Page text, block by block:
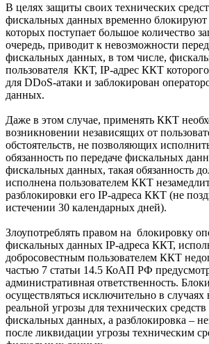
В целях защиты своих технических
фискальных данных временно блокируют
которых поступает большое количество
очередь, приводит к невозможности
фискальных данных, в том числе,
пользователя ККТ, IP-адрес ККТ
для DDoS-атаки и заблокирован
данных.
Даже в этом случае, применять ККТ
возникновении независящих от
обстоятельств, не позволяющих
обязанность по передаче фискальных
фискальных данных, такая обязанность
исполнена пользователем ККТ
разблокировки его IP-адреса ККТ (не
истечении 30 календарных дней).
Злоупотреблять правом на блокировку
фискальных данных IP-адреса ККТ,
добросовестным пользователем ККТ
частью 7 статьи 14.5 КоАП РФ
административная ответственность.
осуществляться исключительно в
реальной угрозы для технических средств
фискальных данных, а разблокировка –
после ликвидации угрозы техническим